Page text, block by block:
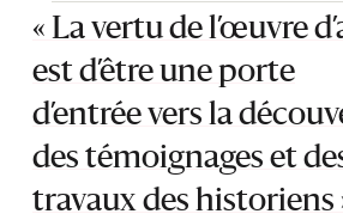
« La vertu de l’œuvre
est d’être une porte
d’entrée vers la
des témoignages et
travaux des historiens